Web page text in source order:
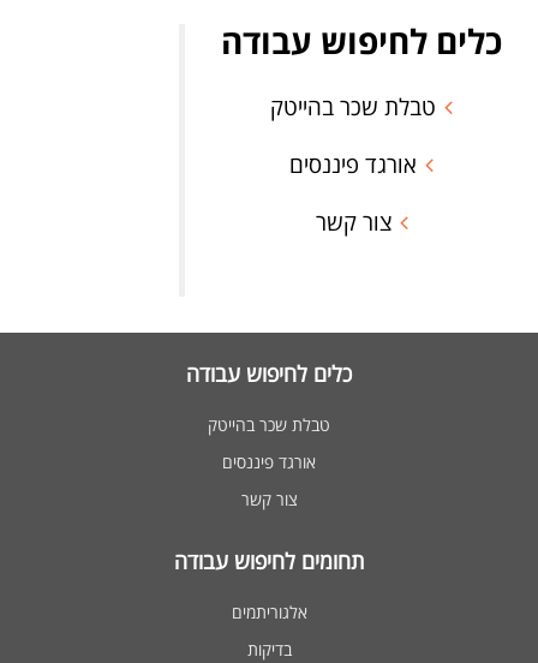
כלים לחיפוש עבודה
טבלת שכר בהייטק
אורגד פיננסים
צור קשר
כלים לחיפוש עבודה
טבלת שכר בהייטק
אורגד פיננסים
צור קשר
תחומים לחיפוש עבודה
אלגוריתמים
בדיקות